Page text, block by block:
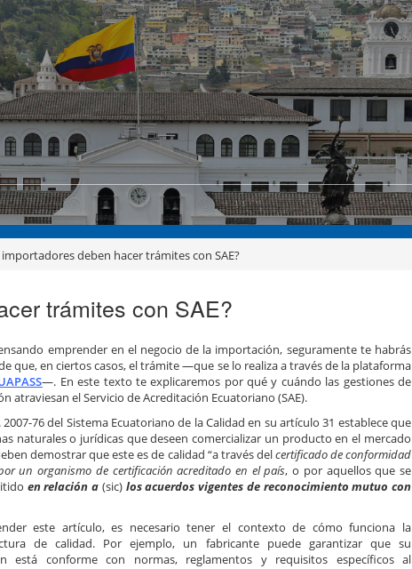
deben hacer trámites con SAE?
trámites con SAE?
emprender en el negocio de la importación, seguramente te habrás
que, en ciertos casos, el trámite —que se lo realiza a través de la plataforma
—. En este texto te explicaremos por qué y cuándo las gestiones de
atraviesan el Servicio de Acreditación Ecuatoriano (SAE).
2007-76 del Sistema Ecuatoriano de la Calidad en su artículo 31 establece que
naturales o jurídicas que deseen comercializar un producto en el mercado
demostrar que este es de calidad “a través delcertificado de conformidad
un organismo de certificación acreditado en el país, o por aquellos que se
en relación a (sic) los acuerdos vigentes de reconocimiento mutuo con
este artículo, es necesario tener el contexto de cómo funciona la
de calidad. Por ejemplo, un fabricante puede garantizar que su
está conforme con normas, reglamentos y requisitos específicos al